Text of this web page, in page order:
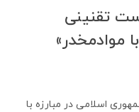
تقنینی
موادمخدر»
اسلامی در مبارزه با